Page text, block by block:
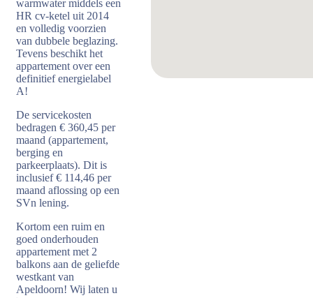
warmwater middels een
HR cv-ketel uit 2014
en volledig voorzien
van dubbele beglazing.
Tevens beschikt het
appartement over een
definitief energielabel
A!
De servicekosten
bedragen € 360,45 per
maand (appartement,
berging en
parkeerplaats). Dit is
inclusief € 114,46 per
maand aflossing op een
SVn lening.
Kortom een ruim en
goed onderhouden
appartement met 2
balkons aan de geliefde
westkant van
Apeldoorn! Wij laten u